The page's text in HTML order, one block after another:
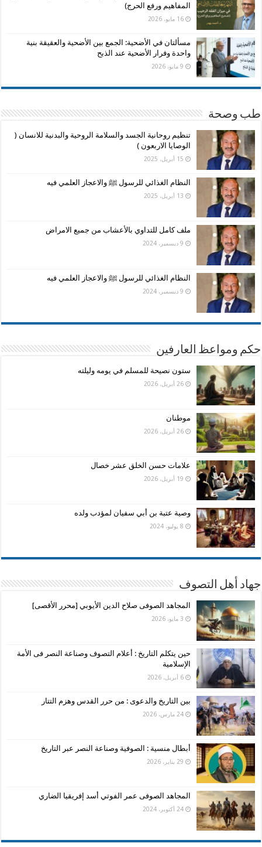
المفاهيم ورفع الحرج)
16 مايو، 2026
مسألتان في الأضحية: الجمع بين الأضحية والعقيقة بنية
واحدة وفرار الأضحية عند الذبح
9 مايو، 2026
طب وصحة
تنظيم روحانية الجسد والسلامة الروحية والبدنية للانسان (
الوصايا الاربعون )
15 أبريل، 2025
النظام الغذائي للرسول ﷺ والاعجاز العلمي فيه
13 أبريل، 2025
ملف كامل للتداوي بالأعشاب من جميع الامراض
9 ديسمبر، 2024
النظام الغذائي للرسول ﷺ والاعجاز العلمي فيه
9 ديسمبر، 2024
حكم ومواعظ العارفين
ستون نصيحة للمسلم في يومه وليلته
26 أبريل، 2026
موطنان
26 أبريل، 2026
علامات حسن الخلق عشر خصال
19 أبريل، 2026
وصية عتبة بن أبي سفيان لمؤدب ولده
8 يوليو، 2024
جهاد أهل التصوف
المجاهد الصوفى صلاح الدين الأيوبي [محرر الأقصى]
3 مايو، 2026
حين يتكلم التاريخ : أعلام التصوف وصناعة النصر فى الأمة
الإسلامية
6 أبريل، 2026
بين التاريخ والدعوى : من حرر القدس وهزم التتار
24 مارس، 2026
أبطال منسية : الصوفية وصناعة النصر عبر التاريخ
29 يناير، 2026
المجاهد الصوفى عمر الفوتي أسد إفريقيا الضاري
24 أكتوبر، 2024